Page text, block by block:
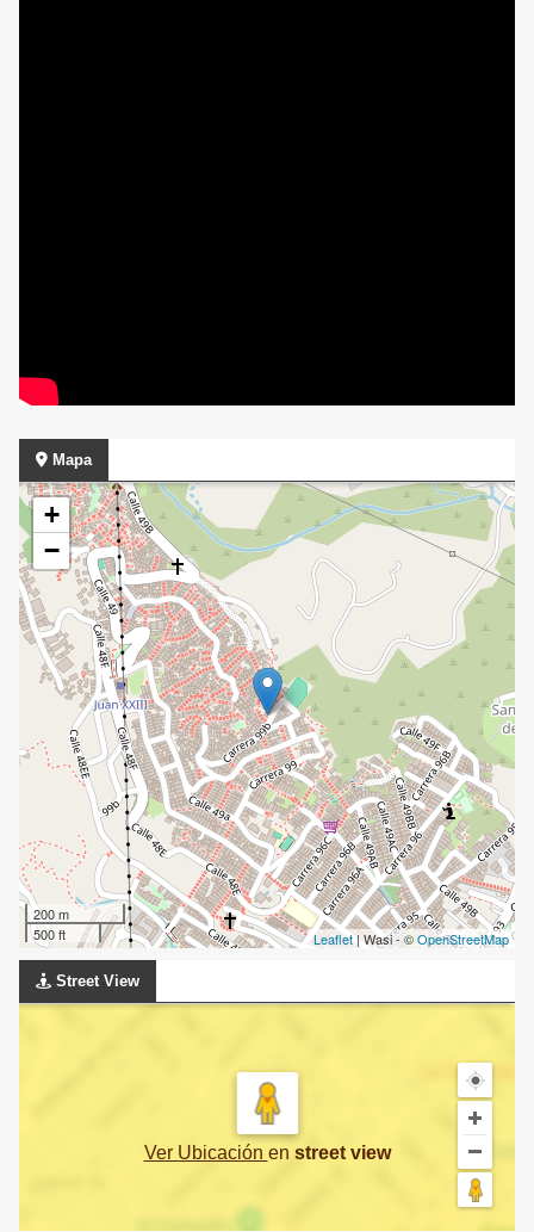
Mapa
+
−
200 m
500 ft
Leaflet| Wasi - ©OpenStreetMap
Street View
Ver Ubicación en street view